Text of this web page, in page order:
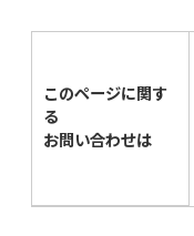
このページに関す
る
お問い合わせは